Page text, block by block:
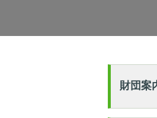
財団案